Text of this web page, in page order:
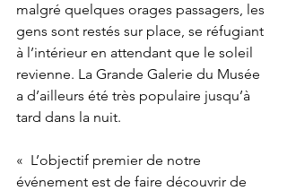
malgré quelques orages passagers, les
gens sont restés sur place, se réfugiant
à l’intérieur en attendant que le soleil
revienne. La Grande Galerie du Musée
a d’ailleurs été très populaire jusqu’à
tard dans la nuit.
«  L’objectif premier de notre
événement est de faire découvrir de